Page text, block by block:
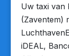
Uw taxi van
(Zaventem)
iDEAL,